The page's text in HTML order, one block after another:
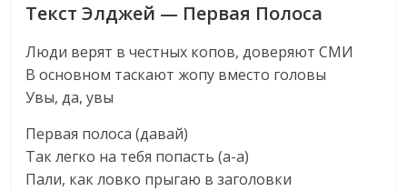
Текст Элджей — Первая Полоса
Люди верят в честных копов, доверяют СМИ
В основном таскают жопу вместо головы
Увы, да, увы
Первая полоса (давай)
Так легко на тебя попасть (а-а)
Пали, как ловко прыгаю в заголовки